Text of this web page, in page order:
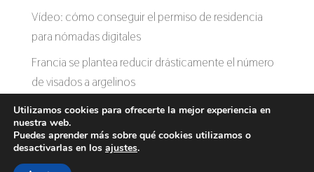
Vídeo: cómo conseguir el permiso de residencia
para nómadas digitales
Francia se plantea reducir drásticamente el número
de visados a argelinos
Utilizamos cookies para ofrecerte la mejor experiencia en
nuestra web.
Puedes aprender más sobre qué cookies utilizamos o
desactivarlas en los ajustes.